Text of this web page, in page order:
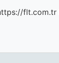
flt.com.tr